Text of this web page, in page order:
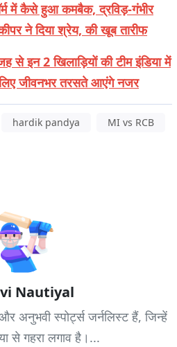
में कैसे हुआ कमबैक, द्रविड़-गंभीर
ने दिया श्रेय, की खूब तारीफ
से इन 2 खिलाड़ियों की टीम इंडिया में
लिए जीवनभर तरसते आएंगे नजर
hardik pandya
MI vs RCB
Nautiyal
अनुभवी स्पोर्ट्स जर्नलिस्ट हैं, जिन्हें
से गहरा लगाव है।...